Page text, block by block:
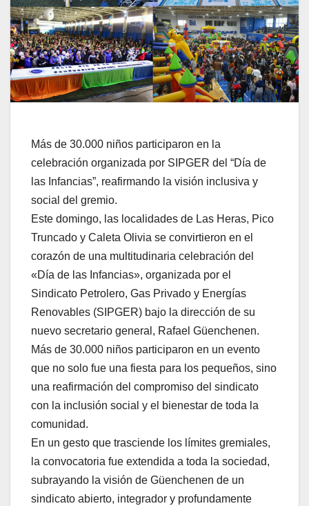
Más de 30.000 niños participaron en la
celebración organizada por SIPGER del “Día de
las Infancias”, reafirmando la visión inclusiva y
social del gremio.
Este domingo, las localidades de Las Heras, Pico
Truncado y Caleta Olivia se convirtieron en el
corazón de una multitudinaria celebración del
«Día de las Infancias», organizada por el
Sindicato Petrolero, Gas Privado y Energías
Renovables (SIPGER) bajo la dirección de su
nuevo secretario general, Rafael Güenchenen.
Más de 30.000 niños participaron en un evento
que no solo fue una fiesta para los pequeños, sino
una reafirmación del compromiso del sindicato
con la inclusión social y el bienestar de toda la
comunidad.
En un gesto que trasciende los límites gremiales,
la convocatoria fue extendida a toda la sociedad,
subrayando la visión de Güenchenen de un
sindicato abierto, integrador y profundamente